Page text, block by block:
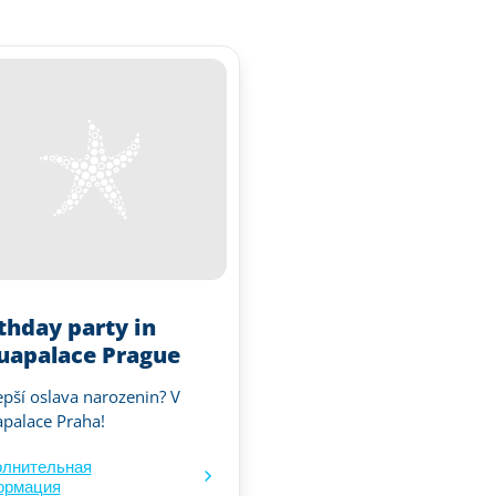
party in
Prague
oslava narozenin? V
Praha!